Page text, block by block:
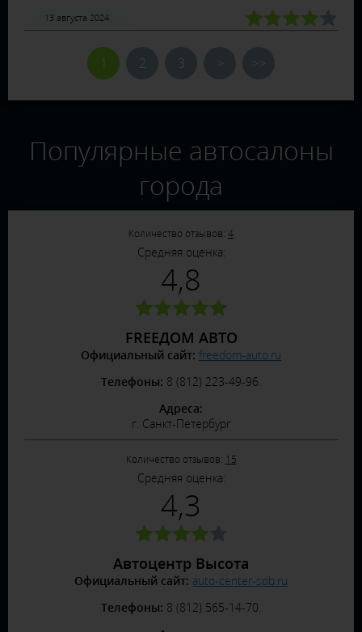
13 августа 2024
1 2 3 > >>
Популярные автосалоны
города
Количество отзывов: 4
Средняя оценка:
4,8
FREEДОМ АВТО
Официальный сайт: freedom-auto.ru
Телефоны: 8 (812) 223-49-96.
Адреса:
г. Санкт-Петербург
Количество отзывов: 15
Средняя оценка:
4,3
Автоцентр Высота
Официальный сайт: auto-center-spb.ru
Телефоны: 8 (812) 565-14-70.